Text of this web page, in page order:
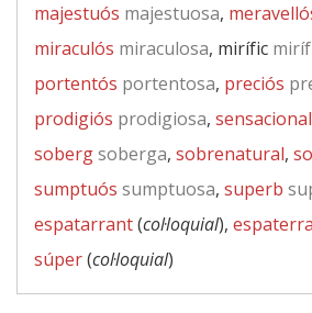
majestuós majestuosa,
miraculós miraculosa, mirífic
portentós portentosa, preciós
prodigiós prodigiosa, sensacional
sobergsoberga, sobrenatural,
sumptuós sumptuosa, superb
espatarrant(col·loquial),
súper(col·loquial)